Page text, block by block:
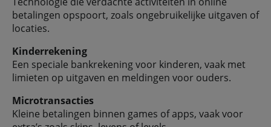
betalingen opspoort, zoals ongebruikelijke uitgaven of
locaties.
Kinderrekening
Een speciale bankrekening voor kinderen, vaak met
limieten op uitgaven en meldingen voor ouders.
Microtransacties
Kleine betalingen binnen games of apps, vaak voor